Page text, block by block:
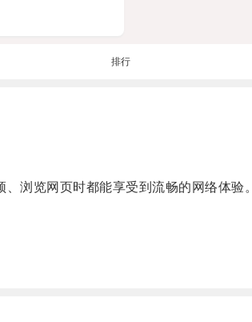
排行
浏览网页时都能享受到流畅的网络体验。